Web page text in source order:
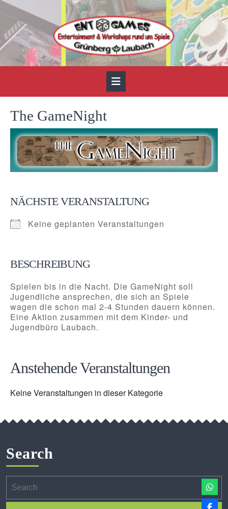
Skip
content
The GameNight
NÄCHSTE VERANSTALTUNG
Keine geplanten Veranstaltungen
BESCHREIBUNG
Spielen bis in die Nacht. Die GameNight soll
Jugendliche ansprechen, die sich an Spiele
wagen die schon mal 2-4 Stunden dauern können.
Eine Aktion zusammen mit dem Kinder- und
Jugendbüro Laubach.
Anstehende Veranstaltungen
Keine Veranstaltungen in dieser Kategorie
Search
for: